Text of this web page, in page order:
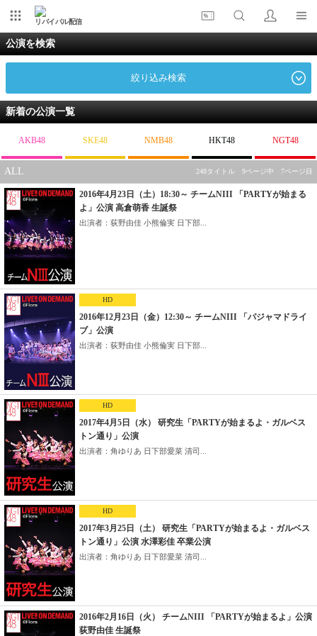
リバイバル配信
公演を検索
絞り込み検索
新着の公演一覧
AKB48 SKE48 NMB48 HKT48 NGT48
ALL 248タイトル 9ページ中 7ページ目
2016年4月23日（土）18:30～ チームNIII 「PARTYが始まる
よ」公演 高倉萌香 生誕祭
出演者：荻野由佳 小熊倫実 日下部...
HD
2016年12月23日（金）12:30～ チームNIII 「パジャマドライ
ブ」公演
出演者：荻野由佳 小熊倫実 日下部...
HD
2017年4月5日（水） 研究生「PARTYが始まるよ・ガルベス
トン通り」公演
出演者：角ゆりあ 日下部愛菜 清司...
HD
2017年3月25日（土） 研究生「PARTYが始まるよ・ガルベス
トン通り」公演 水澤彩佳 卒業公演
出演者：角ゆりあ 日下部愛菜 清司...
2016年2月16日（火） チームNIII 「PARTYが始まるよ」公演
荻野由佳 生誕祭